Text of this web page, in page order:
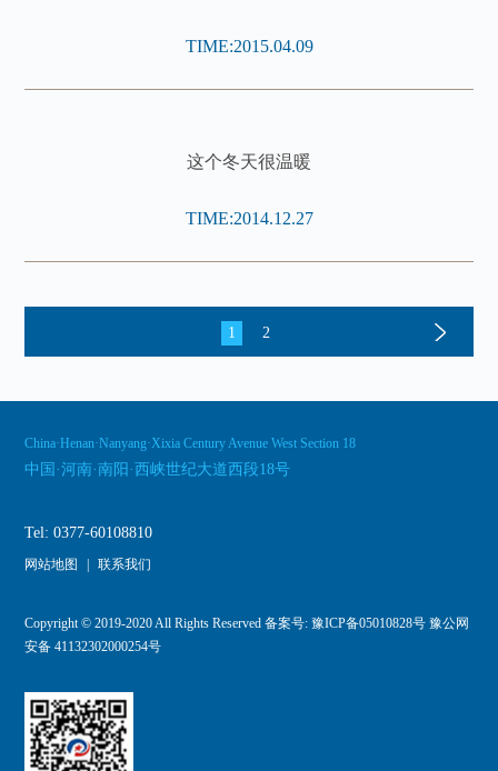
TIME:2015.04.09
这个冬天很温暖
TIME:2014.12.27
1 2
China·Henan·Nanyang·Xixia Century Avenue West Section 18
中国·河南·南阳·西峡世纪大道西段18号
Tel: 0377-60108810
网站地图 | 联系我们
Copyright © 2019-2020 All Rights Reserved 备案号:豫ICP备05010828号 豫公网
安备 41132302000254号